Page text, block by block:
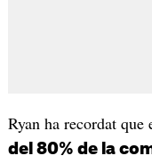
Ryan ha recordat
del 80% de la